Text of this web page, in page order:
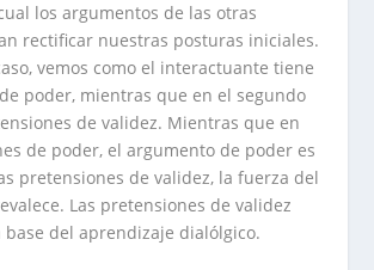
los argumentos de las otras
rectificar nuestras posturas iniciales.
vemos como el interactuante tiene
poder, mientras que en el segundo
de validez. Mientras que en
de poder, el argumento de poder es
pretensiones de validez, la fuerza del
Las pretensiones de validez
del aprendizaje dialólgico.